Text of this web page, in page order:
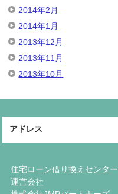
2014年2月
2014年1月
2013年12月
2013年11月
2013年10月
アドレス
住宅ローン借り換えセンター
運営会社